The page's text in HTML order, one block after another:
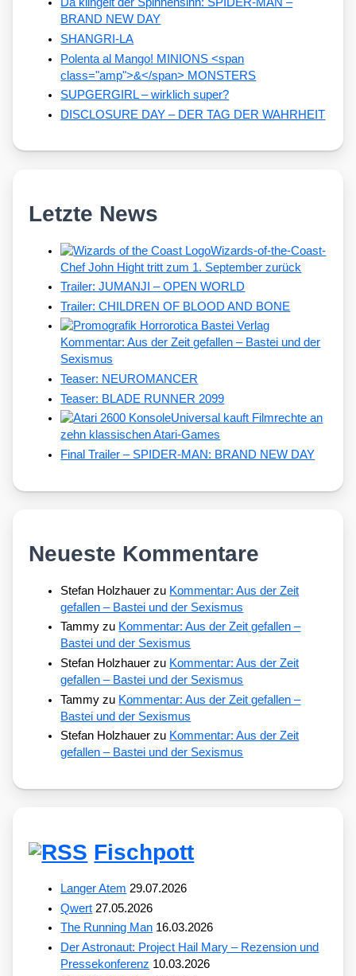
Da klingelt der Spinnensinn: SPIDER-MAN –
BRAND NEW DAY
SHANGRI-LA
Polenta al Mango! MINIONS <span
class="amp">&</span> MONSTERS
SUPGERGIRL – wirklich super?
DISCLOSURE DAY – DER TAG DER WAHRHEIT
Letzte News
Wizards-of-the-Coast-
Chef John Hight tritt zum 1. September zurück
Trailer: JUMANJI – OPEN WORLD
Trailer: CHILDREN OF BLOOD AND BONE
Kommentar: Aus der Zeit gefallen – Bastei und der
Sexismus
Teaser: NEUROMANCER
Teaser: BLADE RUNNER 2099
Universal kauft Filmrechte an
zehn klassischen Atari-Games
Final Trailer – SPIDER-MAN: BRAND NEW DAY
Neueste Kommentare
Stefan Holzhauer zu Kommentar: Aus der Zeit
gefallen – Bastei und der Sexismus
Tammy zu Kommentar: Aus der Zeit gefallen –
Bastei und der Sexismus
Stefan Holzhauer zu Kommentar: Aus der Zeit
gefallen – Bastei und der Sexismus
Tammy zu Kommentar: Aus der Zeit gefallen –
Bastei und der Sexismus
Stefan Holzhauer zu Kommentar: Aus der Zeit
gefallen – Bastei und der Sexismus
Fischpott
Langer Atem 29.07.2026
Qwert 27.05.2026
The Running Man 16.03.2026
Der Astronaut: Project Hail Mary – Rezension und
Pressekonferenz 10.03.2026